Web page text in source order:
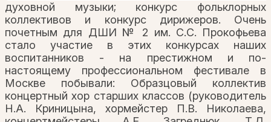
духовной музыки; конкурс фольклорных
коллективов и конкурс дирижеров. Очень
почетным для ДШИ № 2 им. С.С. Прокофьева
стало участие в этих конкурсах наших
воспитанников - на престижном и по-
настоящему профессиональном фестивале в
Москве побывали: Образцовый коллектив
концертный хор старших классов (руководитель
Н.А. Криницына, хормейстер П.В. Николаева,